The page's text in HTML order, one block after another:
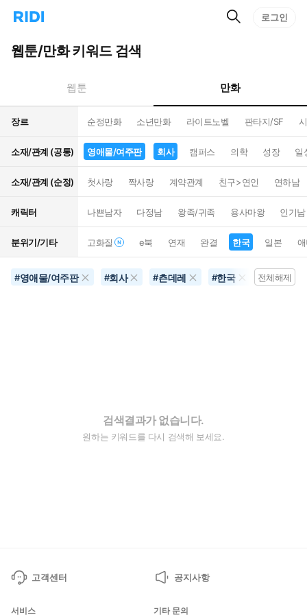
리
홈
으
턴
트
검
로그인
웹툰/만화 키워드 검색
웹툰 만화
장르 순정만화 소년만화 라이트노벨 판타지/SF
소재/관계 (공통) 영애물/여주판 회사 캠퍼스 의학 성장 일
소재/관계 (순정) 첫사랑 짝사랑 계약관계 친구>연인 연하남
캐릭터 나쁜남자 다정남 왕족/귀족 용사마왕 인기남
분위기/기타 고화질 e북 연재 완결 한국 일본
#영애물/여주판 #회사 #츤데레 #한국 전체해제
검색결과가 없습니다.
원하는 키워드를 다시 검색해 보세요.
고객센터 공지사항
서비스 기타 문의